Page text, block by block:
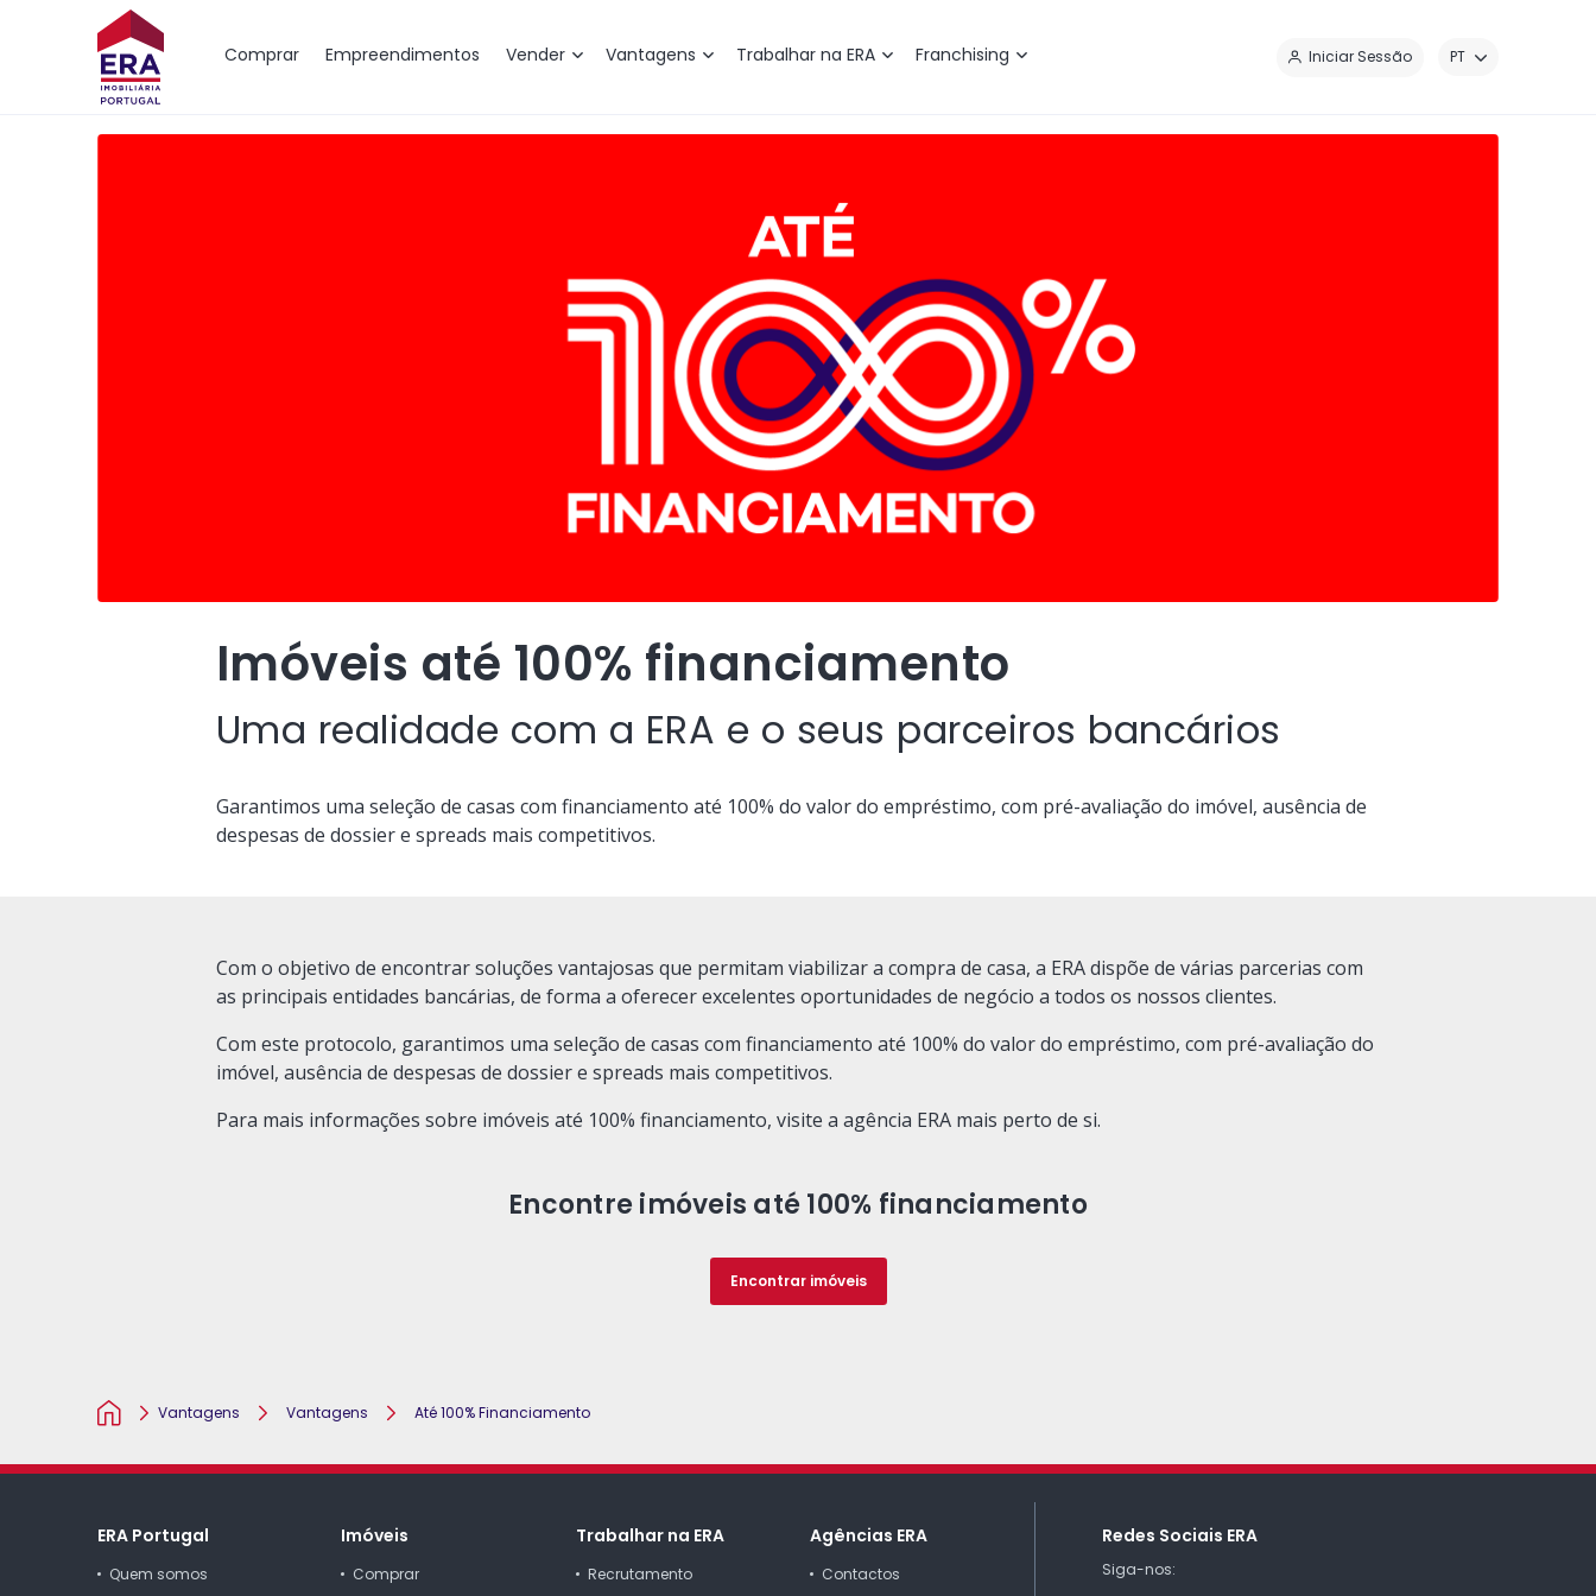
Comprar Empreendimentos Vender Vantagens Trabalhar na ERA Franchising Iniciar Sessão PT
Imóveis até 100% financiamento
Uma realidade com a ERA e o seus parceiros bancários
Garantimos uma seleção de casas com financiamento até 100% do valor do empréstimo, com pré-avaliação do imóvel, ausência de
despesas de dossier e spreads mais competitivos.
Com o objetivo de encontrar soluções vantajosas que permitam viabilizar a compra de casa, a ERA dispõe de várias parcerias com
as principais entidades bancárias, de forma a oferecer excelentes oportunidades de negócio a todos os nossos clientes.
Com este protocolo, garantimos uma seleção de casas com financiamento até 100% do valor do empréstimo, com pré-avaliação do
imóvel, ausência de despesas de dossier e spreads mais competitivos.
Para mais informações sobre imóveis até 100% financiamento, visite a agência ERA mais perto de si.
Encontre imóveis até 100% financiamento
Encontrar imóveis
HomepageVantagens Vantagens Até 100% Financiamento
ERA Portugal
Quem somos
Imóveis
Comprar
Trabalhar na ERA
Recrutamento
Agências ERA
Contactos
Redes Sociais ERA
Siga-nos: